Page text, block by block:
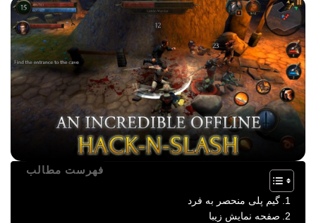
فهرست مطالب
گیم پلی منحصر به فرد
صفحه نمایش زیبا